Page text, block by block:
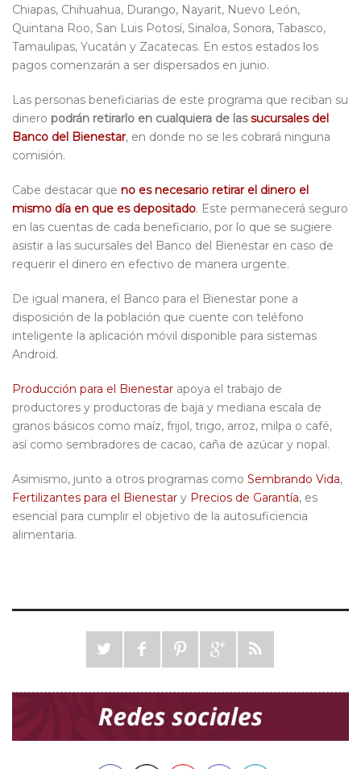
Chiapas, Chihuahua, Durango, Nayarit, Nuevo León,
Quintana Roo, San Luis Potosí, Sinaloa, Sonora, Tabasco,
Tamaulipas, Yucatán y Zacatecas. En estos estados los
pagos comenzarán a ser dispersados en junio.
Las personas beneficiarias de este programa que reciban su
dinero podrán retirarlo en cualquiera de lassucursales del
Banco del Bienestar, en donde no se les cobrará ninguna
comisión.
Cabe destacar que no es necesario retirar el dinero el
mismo día en que es depositado. Este permanecerá seguro
en las cuentas de cada beneficiario, por lo que se sugiere
asistir a las sucursales del Banco del Bienestar en caso de
requerir el dinero en efectivo de manera urgente.
De igual manera, el Banco para el Bienestar pone a
disposición de la población que cuente con teléfono
inteligente la aplicación móvil disponible para sistemas
Android.
Producción para el Bienestar apoya el trabajo de
productores y productoras de baja y mediana escala de
granos básicos como maíz, frijol, trigo, arroz, milpa o café,
así como sembradores de cacao, caña de azúcar y nopal.
Asimismo, junto a otros programas como Sembrando Vida,
Fertilizantes para el Bienestar y Precios de Garantía, es
esencial para cumplir el objetivo de la autosuficiencia
alimentaria.